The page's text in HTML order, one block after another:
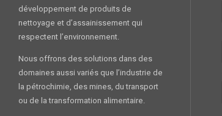
développement de produits de
nettoyage et d’assainissement qui
respectent l’environnement.
Nous offrons des solutions dans des
domaines aussi variés que l’industrie de
la pétrochimie, des mines, du transport
ou de la transformation alimentaire.